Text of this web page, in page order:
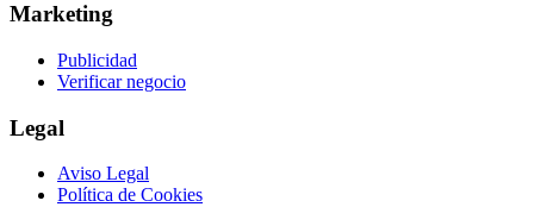
Marketing
Publicidad
Verificar negocio
Legal
Aviso Legal
Política de Cookies